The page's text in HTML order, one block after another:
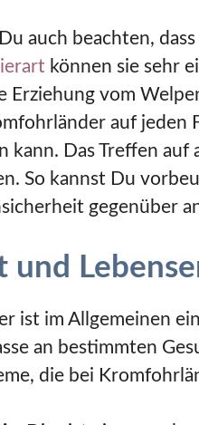
auch beachten,
können sie sehr
Erziehung vom
auf jeden
kann. Das Treffen
So kannst Du
gegenüber
und
ist im Allgemeinen
an bestimmten
die bei